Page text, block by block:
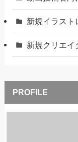
新規イラスト
新規クリエイ